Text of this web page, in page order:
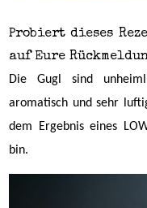
Probiert dieses
auf Eure
Die Gugl sind
aromatisch und sehr
dem Ergebnis eines
bin.